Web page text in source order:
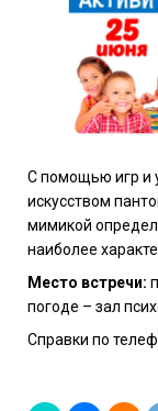
С помощью игр и
искусством
мимикой
наиболее
Место встречи:
погоде – зал
Справки по